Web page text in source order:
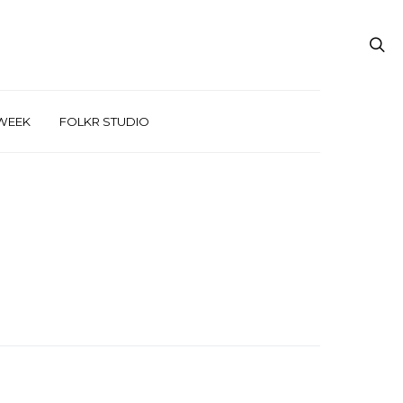
FOLKR STUDIO